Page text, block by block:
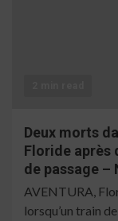
Deux morts
Floride après
de passage –
AVENTURA,
lorsqu’un train